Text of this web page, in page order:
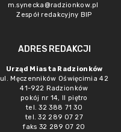
m.synecka@radzionkow.pl
Zespół redakcyjny BIP
ADRES REDAKCJI
Urząd Miasta Radzionków
ul. Męczenników Oświęcimia 42
41-922 Radzionków
pokój nr 14, II piętro
tel. 32 388 71 30
tel. 32 289 07 27
faks 32 289 07 20